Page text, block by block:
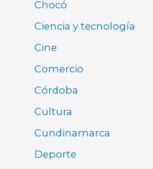
Chocó
Ciencia y tecnología
Cine
Comercio
Córdoba
Cultura
Cundinamarca
Deporte